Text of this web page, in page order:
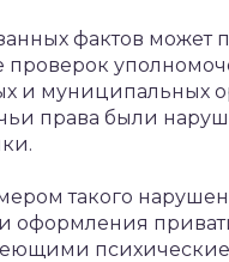
фактов может
проверок
и муниципальных
права были
такого
оформления
психические